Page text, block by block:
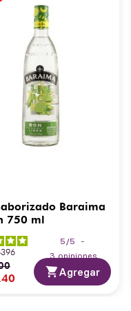
Baraima
750 ml
5 /5
-
3 opiniones
40 Agregar